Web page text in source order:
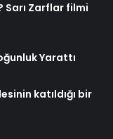
Sarı Zarflar filmi
Yarattı
katıldığı bir